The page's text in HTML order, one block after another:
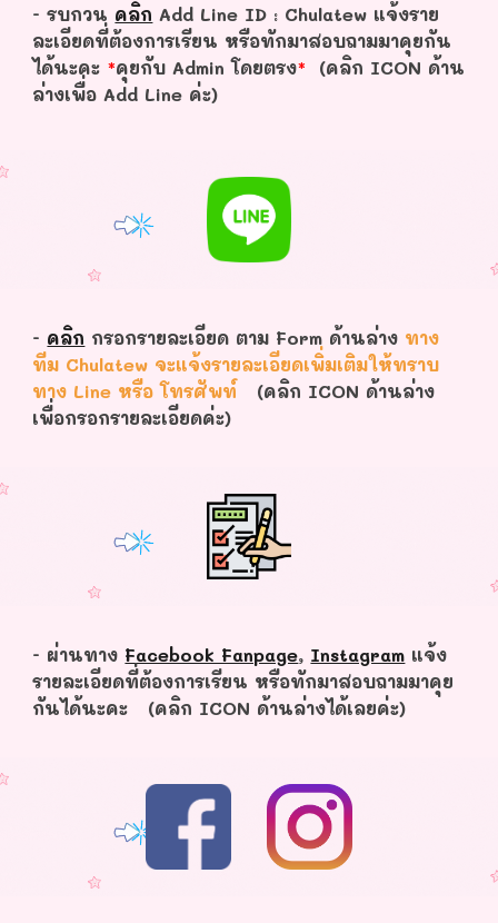
- รบกวน คลิก Add Line ID : Chulatew แจ้งราย
ละเอียดที่ต้องการเรียน หรือทักมาสอบถามมาคุยกัน
ได้นะคะ *คุยกับ Admin โดยตรง* (คลิก ICON ด้าน
ล่างเพื่อ Add Line ค่ะ)
- คลิก กรอกรายละเอียด ตาม Form ด้านล่าง ทาง
ทีม Chulatew จะแจ้งรายละเอียดเพิ่มเติมให้ทราบ
ทาง Line หรือ โทรศัพท์
(คลิก ICON ด้านล่าง
เพื่อกรอกรายละเอียดค่ะ)
- ผ่านทาง Facebook Fanpage, Instagram แจ้ง
รายละเอียดที่ต้องการเรียน หรือทักมาสอบถามมาคุย
กันได้นะคะ (คลิก ICON ด้านล่างได้เลยค่ะ)